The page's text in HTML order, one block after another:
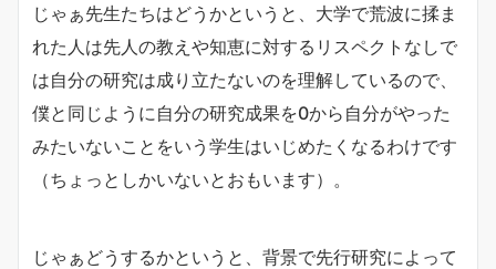
じゃぁ先生たちはどうかというと、大学で荒波に揉ま
れた人は先人の教えや知恵に対するリスペクトなしで
は自分の研究は成り立たないのを理解しているので、
僕と同じように自分の研究成果を0から自分がやった
みたいないことをいう学生はいじめたくなるわけです
（ちょっとしかいないとおもいます）。
じゃぁどうするかというと、背景で先行研究によって